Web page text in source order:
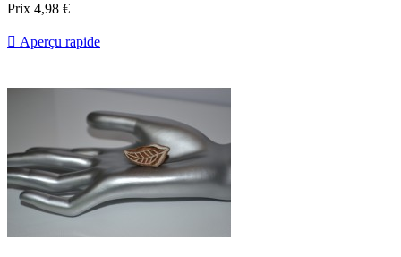
Prix 4,98 €
 Aperçu rapide